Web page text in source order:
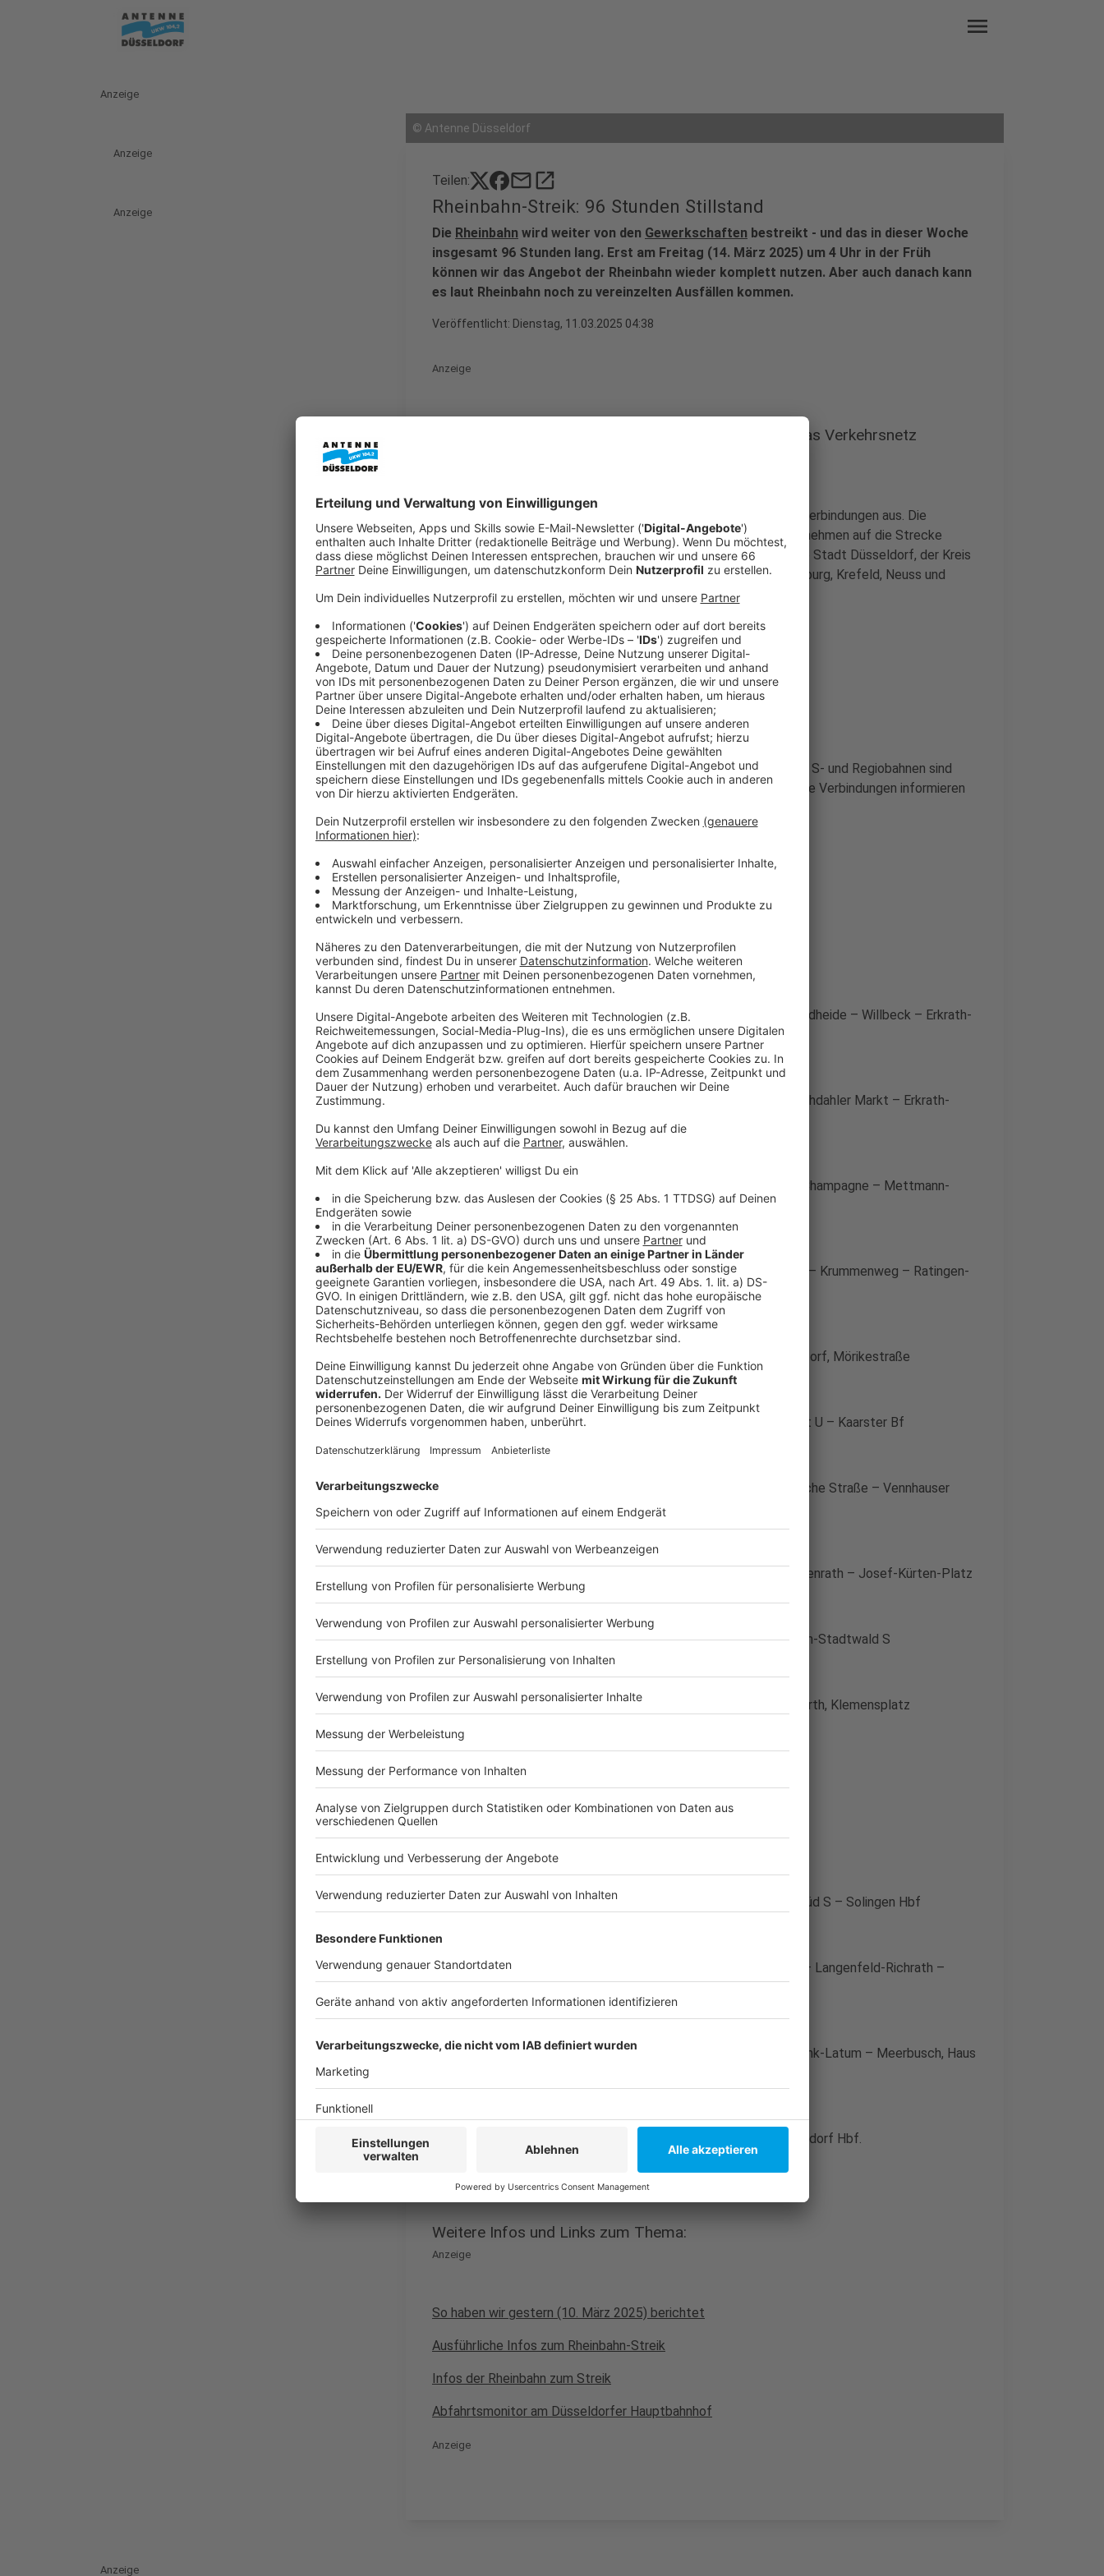
menu
Anzeige
Anzeige
Anzeige
© Antenne Düsseldorf
Teilen: mailopen_in_new
Rheinbahn-Streik: 96 Stunden Stillstand
Die Rheinbahn wird weiter von den Gewerkschaften bestreikt - und das in dieser Woche
insgesamt 96 Stunden lang. Erst am Freitag (14. März 2025) um 4 Uhr in der Früh
können wir das Angebot der Rheinbahn wieder komplett nutzen. Aber auch danach kann
es laut Rheinbahn noch zu vereinzelten Ausfällen kommen.
Veröffentlicht: Dienstag, 11.03.2025 04:38
Anzeige
Rheinbahn-Streik lähmt die Stadt! Auswirkungen auf das Verkehrsnetz
Wegen des Streiks fallen weiter alle U-, Stadt- und Straßenbahnverbindungen aus. Die
Rheinbahn kann nur einige Buslinien von Fremd- und Tochterunternehmen auf die Strecke
schicken. Betroffen ist das gesamte Netz der Rheinbahn, also die Stadt Düsseldorf, der Kreis
Mettmann, die Stadt Meerbusch und die Verbindungen nach Duisburg, Krefeld, Neuss und
Ratingen.
Anzeige
Alternativen und wichtige Hinweise
Anzeige
Die Kundenzentren bleiben ebenfalls geschlossen. Gut zu wissen: S- und Regiobahnen sind
nicht vom Streik betroffen. Fahrgäste sollten sich über alternative Verbindungen informieren
Diese Buslinien sollen bedient werden
Anzeige
Linie O5
Erkrath S – Erkrath-Hochdahl S – Trills – Hochdahler Markt – Sandheide – Willbeck – Erkrath-
Millrath S
Linie O6
Erkrath, Haus Brück – Erkrath S – Unterfeldhaus – Kempen – Hochdahler Markt – Erkrath-
Millrath S
Linie O13
Mettmann, Schellenberg – Jubiläumsplatz – Dresdner Straße – Champagne – Mettmann-
Zentrum S – Mettmann-Stadtwald S
Linie O14 (TaxiBus mit Anmeldung)
Ratingen-Breitscheid, Am Kessel – Mintarder Weg – An der Pönt – Krummenweg – Ratingen-
Hösel S
Linie O19 (TaxiBus mit Anmeldung)
Ratingen, Fliedner Krankenhaus – Lintorf, Rathaus – Ratingen-Lintorf, Mörikestraße
Linie SB51
Flughafen Bf – Nordfriedhof – Meerbusch-Büderich, Landsknecht U – Kaarster Bf
Linie 722
Stadthalle – Messe – Nordfriedhof – Düsseldorf Hbf – Schlesische Straße – Vennhauser
Allee
Linie 730
Freiligrathplatz U – Unterrath – Gerresheim – Eller – Reisholz – Benrath – Josef-Kürten-Platz
Linie 746
Velbert ZOB – Wülfrath – Mettmann, Jubiläumsplatz – Mettmann-Stadtwald S
Ratingen-Hösel S – Ratingen-Lintorf – Angermund S – Kaiserswerth, Klemensplatz
Linie 770
Velbert ZOB – Heiligenhaus – Ratingen-Hösel S
Linie 771
Velbert ZOB – Heiligenhaus – Ratingen Ost S – Ratingen Mitte
Linie 782
Heinrich-Heine-Allee – Uni-Kliniken – Hilden, Gabelung – Hilden, Süd S – Solingen Hbf
Linie 785
Heinrich-Heine-Allee – Reisholz S – Hilden Mitte – Hilden Süd S – Langenfeld-Richrath –
Langenfeld S
Linie 831
Krefeld, HPZ Uerdingen – Krefeld, Uerdingen Bf – Meerbusch, Lank-Latum – Meerbusch, Haus
Oberkassel, Belsenplatz – Nordfriedhof – Mörsenbroich – Düsseldorf Hbf.
Weitere Infos und Links zum Thema:
Anzeige
So haben wir gestern (10. März 2025) berichtet
Ausführliche Infos zum Rheinbahn-Streik
Infos der Rheinbahn zum Streik
Abfahrtsmonitor am Düsseldorfer Hauptbahnhof
Anzeige
Anzeige